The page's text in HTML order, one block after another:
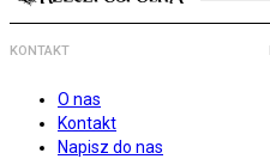
KONTAKT
O nas
Kontakt
Napisz do nas